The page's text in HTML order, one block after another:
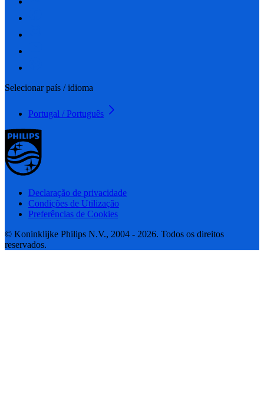
Selecionar país / idioma
Portugal / Português
Declaração de privacidade
Condições de Utilização
Preferências de Cookies
© Koninklijke Philips N.V., 2004 - 2026. Todos os direitos
reservados.